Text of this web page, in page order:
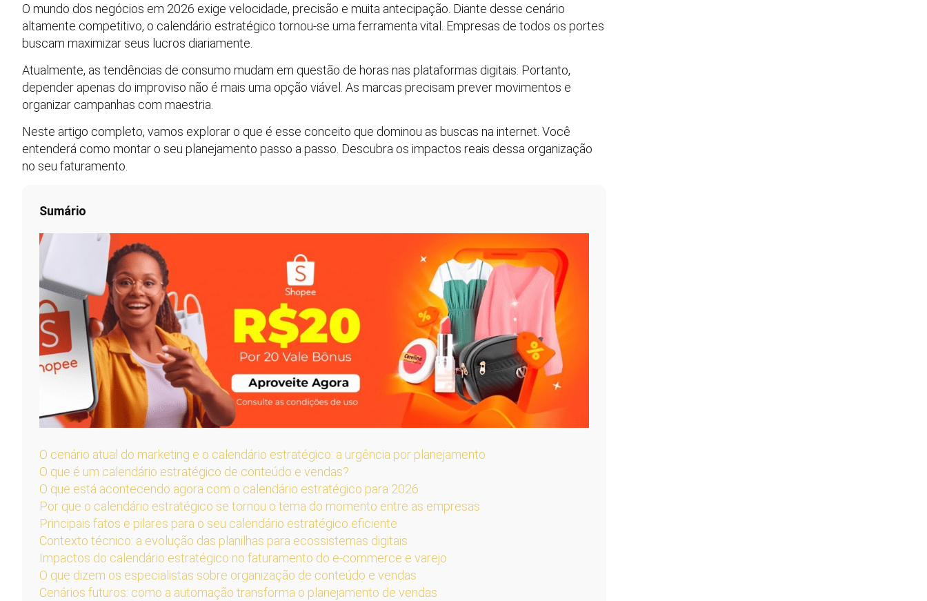
O mundo dos negócios em 2026 exige velocidade, precisão e muita antecipação. Diante desse cenário
altamente competitivo, o calendário estratégico tornou-se uma ferramenta vital. Empresas de todos os portes
buscam maximizar seus lucros diariamente.
Atualmente, as tendências de consumo mudam em questão de horas nas plataformas digitais. Portanto,
depender apenas do improviso não é mais uma opção viável. As marcas precisam prever movimentos e
organizar campanhas com maestria.
Neste artigo completo, vamos explorar o que é esse conceito que dominou as buscas na internet. Você
entenderá como montar o seu planejamento passo a passo. Descubra os impactos reais dessa organização
no seu faturamento.
Sumário
O cenário atual do marketing e o calendário estratégico: a urgência por planejamento
O que é um calendário estratégico de conteúdo e vendas?
O que está acontecendo agora com o calendário estratégico para 2026
Por que o calendário estratégico se tornou o tema do momento entre as empresas
Principais fatos e pilares para o seu calendário estratégico eficiente
Contexto técnico: a evolução das planilhas para ecossistemas digitais
Impactos do calendário estratégico no faturamento do e-commerce e varejo
O que dizem os especialistas sobre organização de conteúdo e vendas
Cenários futuros: como a automação transforma o planejamento de vendas